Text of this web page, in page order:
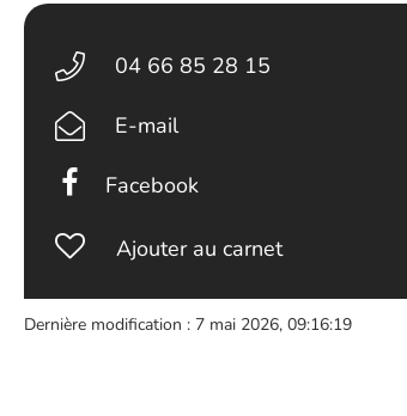
04 66 85 28 15
E-mail
Facebook
Ajouter au carnet
Dernière modification : 7 mai 2026, 09:16:19